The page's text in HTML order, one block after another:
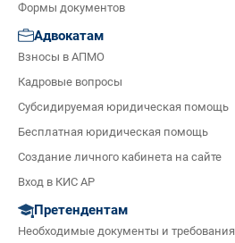
Формы документов
Адвокатам
Взносы в АПМО
Кадровые вопросы
Субсидируемая юридическая помощь
Бесплатная юридическая помощь
Создание личного кабинета на сайте
Вход в КИС АР
Претендентам
Необходимые документы и требования